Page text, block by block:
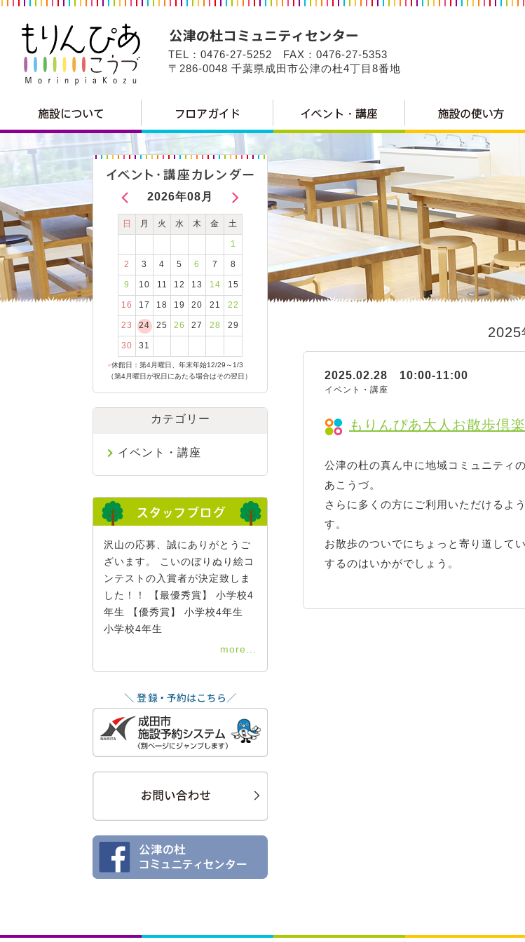
TEL：0476-27-5252 FAX：0476-27-5353
〒286-0048 千葉県成田市公津の杜4丁目8番地
2025
もりんぴあ大人お散歩倶
2025.02.28 10:00-11:00
イベント・講座
公津の杜の真ん中に地域コミュニティ
あこうづ。
さらに多くの方にご利用いただけるよ
す。
お散歩のついでにちょっと寄り道して
するのはいかがでしょう。
2026年08月
日 月 火 水 木 金 土
1
2 3 4 5 6 7 8
9 10 11 12 13 14 15
16 17 18 19 20 21 22
23 24 25 26 27 28 29
30 31
●休館日：第4月曜日、年末年始12/29～1/3
（第4月曜日が祝日にあたる場合はその翌日）
カテゴリー
イベント・講座
沢山の応募、誠にありがとうご
ざいます。 こいのぼりぬり絵コ
ンテストの入賞者が決定致しま
した！！ 【最優秀賞】 小学校4
年生 【優秀賞】 小学校4年生
小学校4年生
more...